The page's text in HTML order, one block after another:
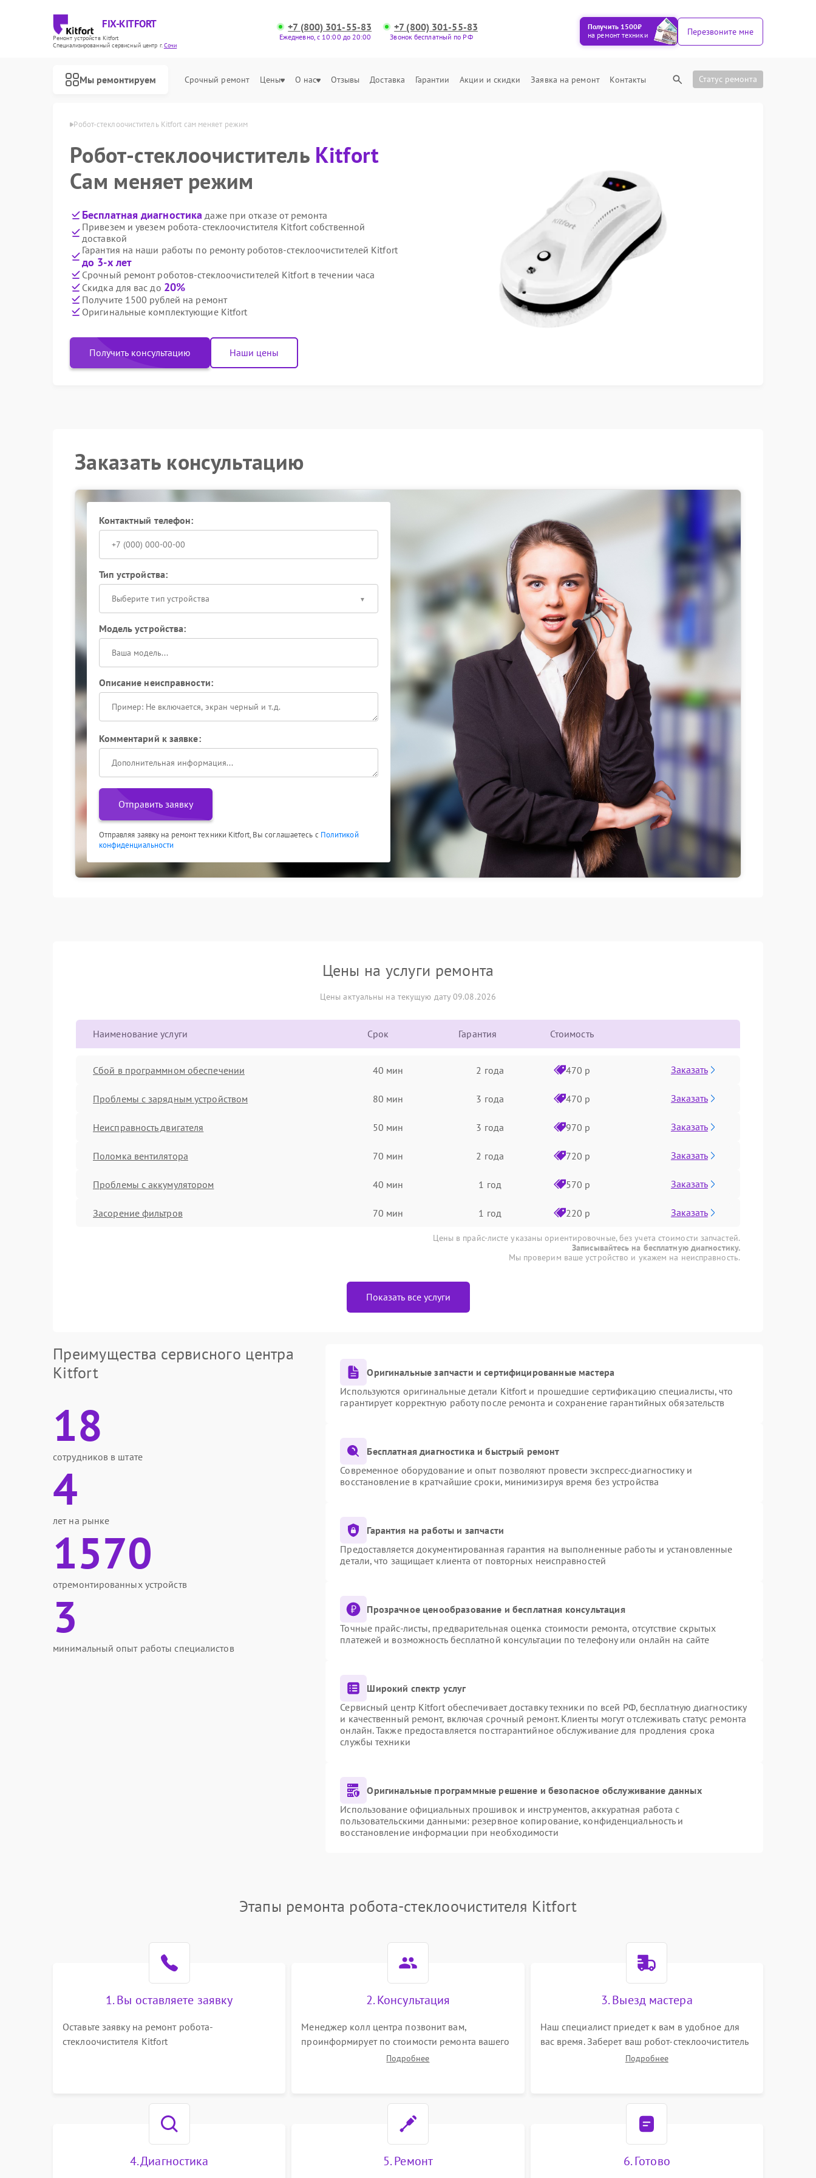
FIX-KITFORT
Ремонт устройств Kitfort
Специализированный cервисный центр г.Сочи
+7 (800) 301-55-83
Ежедневно, с 10:00 до 20:00
+7 (800) 301-55-83
Звонок бесплатный по РФ
Получить 1500₽
на ремонт техники
Перезвоните мне
Мы ремонтируем Срочный ремонт Цены О нас Отзывы Доставка Гарантии Акции и скидки Заявка на ремонт Контакты Статус ремонта
Kitfort в Сочи Робот-стеклоочиститель Kitfort сам меняет режим
Робот-стеклоочиститель Kitfort
Сам меняет режим
Бесплатная диагностика даже при отказе от ремонта
Привезем и увезем робота-стеклоочистителя Kitfort собственной
доставкой
Гарантия на наши работы по ремонту роботов-стеклоочистителей Kitfort
до 3-х лет
Срочный ремонт роботов-стеклоочистителей Kitfort в течении часа
Скидка для вас до 20%
Получите 1500 рублей на ремонт
Оригинальные комплектующие Kitfort
Получить консультацию Наши цены
Заказать консультацию
Контактный телефон:
Тип устройства:
Выберите тип устройства
Модель устройства:
Описание неисправности:
Комментарий к заявке:
Отправить заявку
Отправляя заявку на ремонт техники Kitfort, Вы соглашаетесь с Политикой
конфиденциальности
Цены на услуги ремонта
Цены актуальны на текущую дату 09.08.2026
Наименование услуги Срок Гарантия Стоимость
Сбой в программном обеспечении 40 мин 2 года 470 р Заказать
Проблемы с зарядным устройством 80 мин 3 года 470 р Заказать
Неисправность двигателя 50 мин 3 года 970 р Заказать
Поломка вентилятора 70 мин 2 года 720 р Заказать
Проблемы с аккумулятором 40 мин 1 год 570 р Заказать
Засорение фильтров 70 мин 1 год 220 р Заказать
Цены в прайс-листе указаны ориентировочные, без учета стоимости запчастей.
Записывайтесь на бесплатную диагностику.
Мы проверим ваше устройство и укажем на неисправность.
Показать все услуги
Преимущества сервисного центра
Kitfort
18
сотрудников в штате
4
лет на рынке
1570
отремонтированных устройств
3
минимальный опыт работы специалистов
Оригинальные запчасти и сертифицированные мастера
Используются оригинальные детали Kitfort и прошедшие сертификацию специалисты, что
гарантирует корректную работу после ремонта и сохранение гарантийных обязательств
Бесплатная диагностика и быстрый ремонт
Современное оборудование и опыт позволяют провести экспресс-диагностику и
восстановление в кратчайшие сроки, минимизируя время без устройства
Гарантия на работы и запчасти
Предоставляется документированная гарантия на выполненные работы и установленные
детали, что защищает клиента от повторных неисправностей
Прозрачное ценообразование и бесплатная консультация
Точные прайс-листы, предварительная оценка стоимости ремонта, отсутствие скрытых
платежей и возможность бесплатной консультации по телефону или онлайн на сайте
Широкий спектр услуг
Сервисный центр Kitfort обеспечивает доставку техники по всей РФ, бесплатную диагностику
и качественный ремонт, включая срочный ремонт. Клиенты могут отслеживать статус ремонта
онлайн. Также предоставляется постгарантийное обслуживание для продления срока
службы техники
Оригинальные программные решение и безопасное обслуживание данных
Использование официальных прошивок и инструментов, аккуратная работа с
пользовательскими данными: резервное копирование, конфиденциальность и
восстановление информации при необходимости
Этапы ремонта робота-стеклоочистителя Kitfort
1. Вы оставляете заявку
Оставьте заявку на ремонт робота-
стеклоочистителя Kitfort
2. Консультация
Менеджер колл центра позвонит вам,
проинформирует по стоимости ремонта вашего
робота-стеклоочистителя а также ответит на все
Подробнее
3. Выезд мастера
Наш специалист приедет к вам в удобное для
вас время. Заберет ваш робот-стеклоочиститель
и привезет на склад для диагностики.
Подробнее
4. Диагностика 5. Ремонт 6. Готово